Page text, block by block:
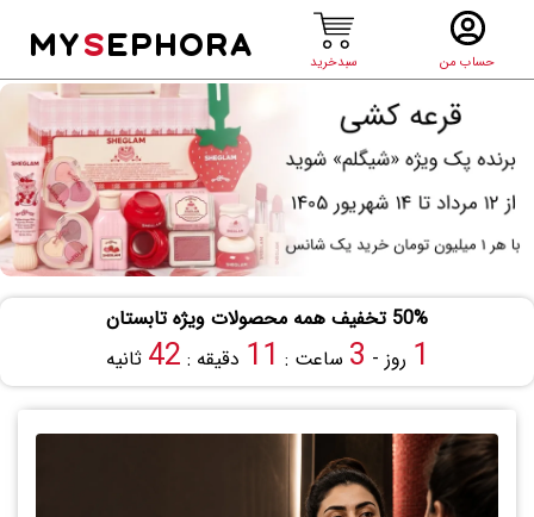
حساب من سبدخرید
MYSEPHORA
50% تخفیف همه محصولات ویژه تابستان
1 روز - 3 ساعت : 11 دقیقه : 41 ثانیه